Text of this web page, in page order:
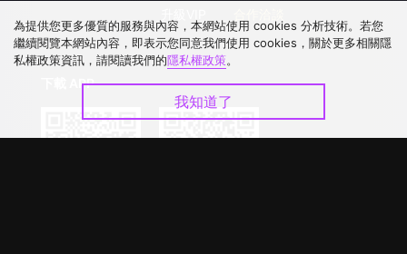
下載 APP
為提供您更多優質的服務與內容，本網站使用 cookies 分析技術。若您
繼續閱覽本網站內容，即表示您同意我們使用 cookies，關於更多相關隱
私權政策資訊，請閱讀我們的隱私權政策。
我知道了